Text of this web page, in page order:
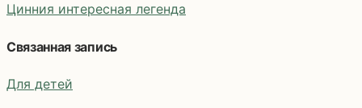
Навигация
записям
Цинния интересная легенда
Связанная запись
Для детей